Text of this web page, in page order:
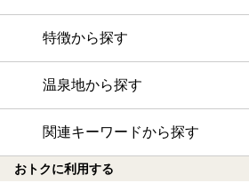
特徴から探す
温泉地から探す
関連キーワードから探す
おトクに利用する